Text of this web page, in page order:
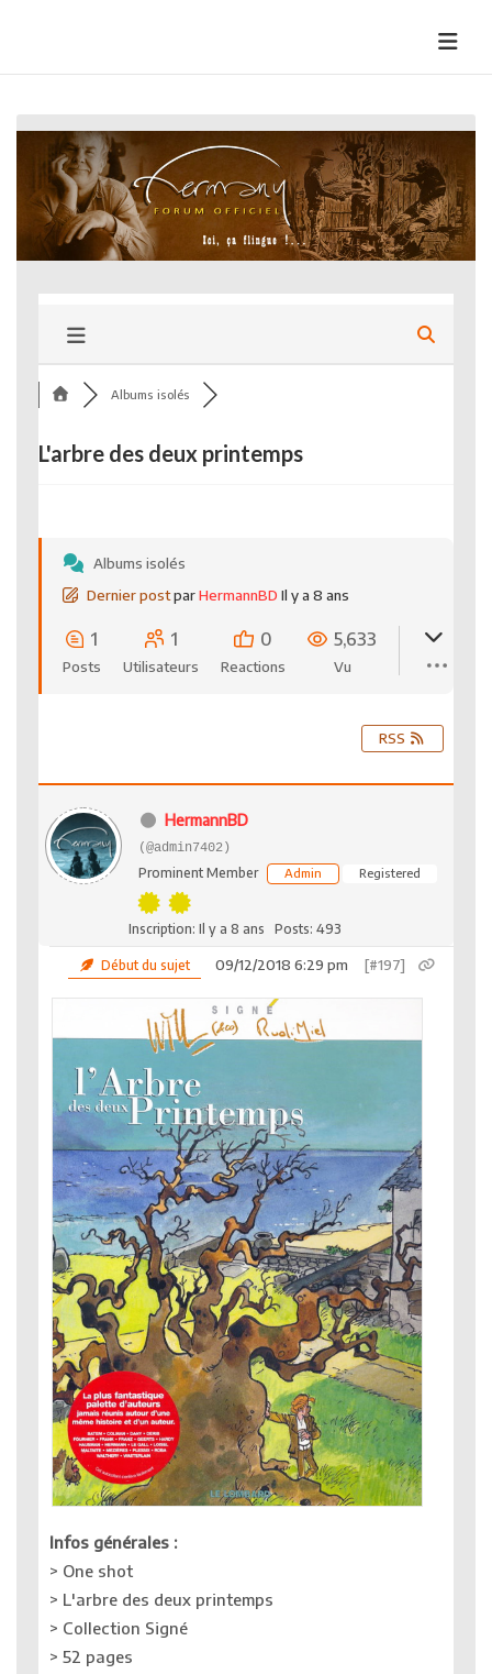
Albums isolés
L'arbre des deux printemps
Albums isolés
Dernier postparHermannBD Il y a 8 ans
1
Posts
1
Utilisateurs
0
Reactions
5,633
Vu
RSS
HermannBD
(@admin7402)
Prominent Member Admin Registered
Inscription: Il y a 8 ans Posts: 493
Début du sujet 09/12/2018 6:29 pm [#197]
Infos générales :
> One shot
> L'arbre des deux printemps
> Collection Signé
> 52 pages